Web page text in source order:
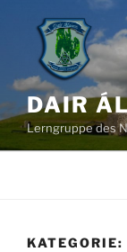
springen
DAIR
Lerngruppe des
KATEGORIE: